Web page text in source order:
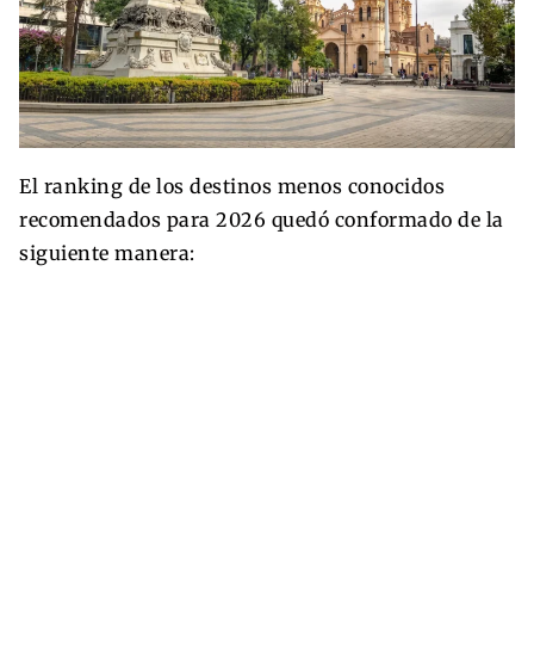
El ranking de los destinos menos conocidos
recomendados para 2026 quedó conformado de la
siguiente manera: